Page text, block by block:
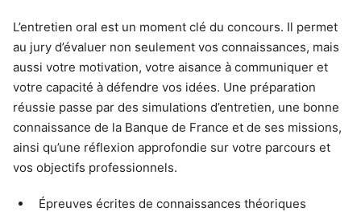
L’entretien oral est un moment clé du concours. Il permet
au jury d’évaluer non seulement vos connaissances, mais
aussi votre motivation, votre aisance à communiquer et
votre capacité à défendre vos idées. Une préparation
réussie passe par des simulations d’entretien, une bonne
connaissance de la Banque de France et de ses missions,
ainsi qu’une réflexion approfondie sur votre parcours et
vos objectifs professionnels.
Épreuves écrites de connaissances théoriques